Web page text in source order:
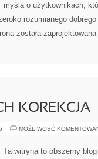
myślą o użytkownikach,
rozumianego
została
KOREKCJA
MOŻLIWOŚĆ
Ta witryna to obszerny